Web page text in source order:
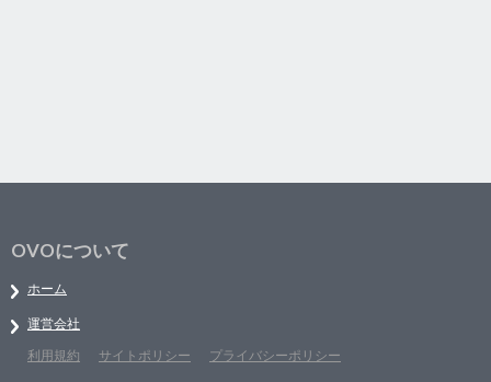
OVOについて
ホーム
運営会社
利用規約
サイトポリシー プライバシーポリシー